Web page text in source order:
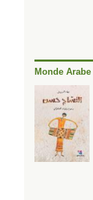
Monde Arabe